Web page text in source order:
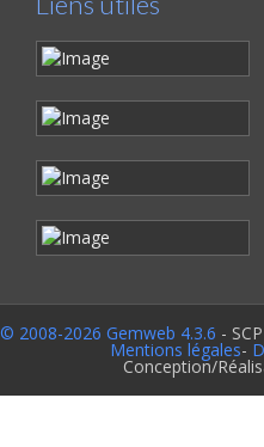
© 2008-2026 Gemweb 4.3.6 -
Mentions légales-
Conception/